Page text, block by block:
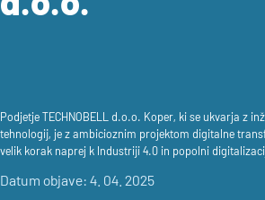
Podjetje TECHNOBELL d.o.o. Koper, ki se ukvarja z
tehnologij, je z ambicioznim projektom digitalne
velik korak naprej k Industriji 4.0 in popolni
Datum objave: 4. 04. 2025